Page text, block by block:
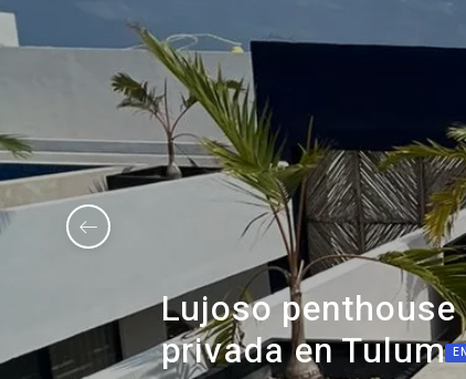
Lujoso
privada en Tulum